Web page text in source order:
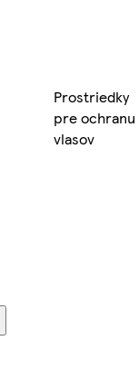
Prostriedky
pre ochranu
vlasov